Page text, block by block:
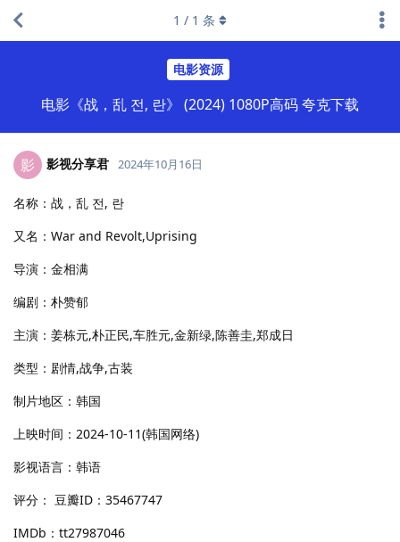
电影资源
电影《战，乱 전, 란》 (2024) 1080P高码 夸克下载
1 / 1 条
影 影视分享君 2024年10月16日
名称：战，乱 전, 란
又名：War and Revolt,Uprising
导演：金相满
编剧：朴赞郁
主演：姜栋元,朴正民,车胜元,金新绿,陈善圭,郑成日
类型：剧情,战争,古装
制片地区：韩国
上映时间：2024-10-11(韩国网络)
影视语言：韩语
评分： 豆瓣ID：35467747
IMDb：tt27987046